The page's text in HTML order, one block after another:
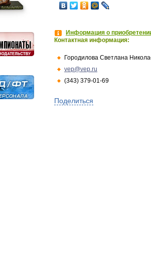
Информация о
Контактная информация:
Городилова Светлана
vep@vep.ru
(343) 379-01-69
Поделиться